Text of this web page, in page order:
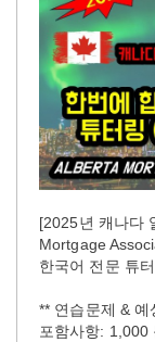
[2025년 캐나다
Mortgage
한국어 전문 튜
** 연습문제 & 예
포함사항: 1,000